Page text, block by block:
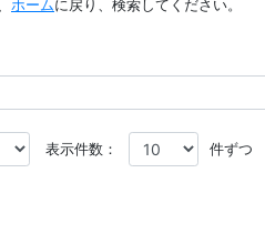
ホームに戻り、検索してください。
表示件数： 件ずつ